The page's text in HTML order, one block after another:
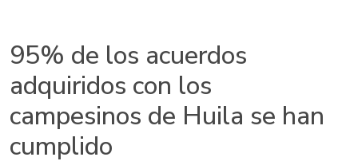
95% de los acuerdos
adquiridos con los
campesinos de Huila se han
cumplido